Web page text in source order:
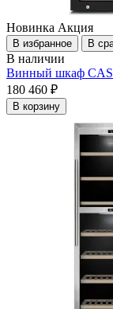
Новинка Акция
В избранное В
В наличии
Винный шкаф
180 460 ₽
В корзину